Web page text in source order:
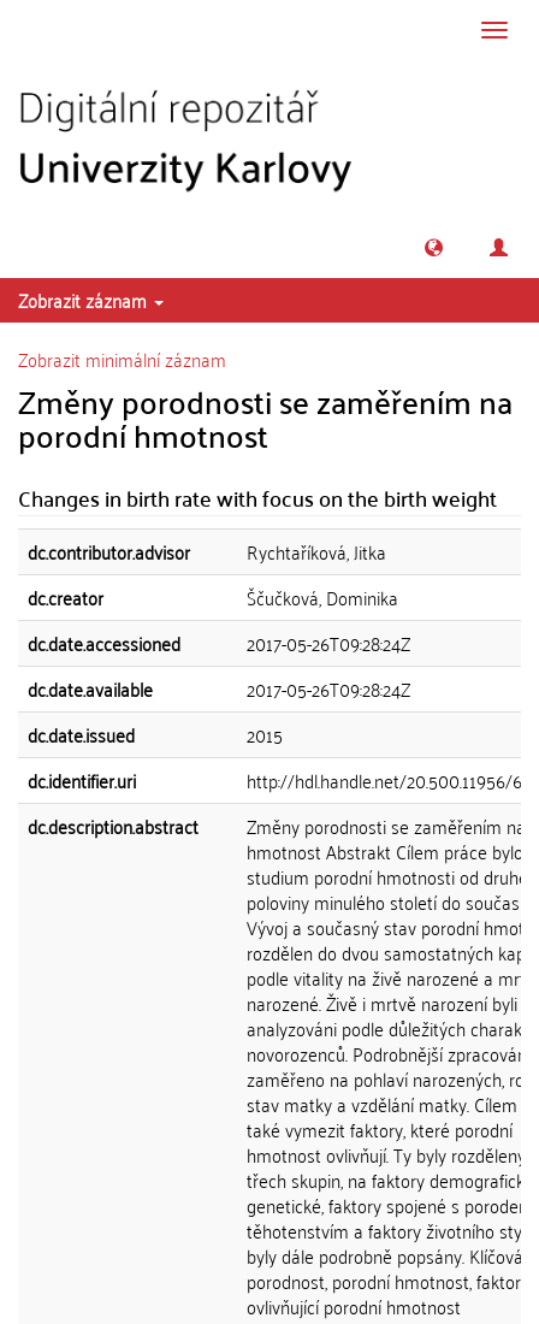
Zobrazit záznam
Zobrazit minimální záznam
Změny porodnosti se zaměřením na
porodní hmotnost
Changes in birth rate with focus on the birth weight
dc.contributor.advisor
Rychtaříková, Jitka
dc.creator
Ščučková, Dominika
dc.date.accessioned
2017-05-26T09:28:24Z
dc.date.available
2017-05-26T09:28:24Z
dc.date.issued
2015
dc.identifier.uri
http://hdl.handle.net/20.500.11956/
dc.description.abstract
Změny porodnosti se zaměřením na
hmotnost Abstrakt Cílem práce bylo
studium porodní hmotnosti od druhé
poloviny minulého století do
Vývoj a současný stav porodní
rozdělen do dvou samostatných
podle vitality na živě narozené a
narozené. Živě i mrtvě narození byli
analyzováni podle důležitých
novorozenců. Podrobnější zpracování
zaměřeno na pohlaví narozených,
stav matky a vzdělání matky. Cílem
také vymezit faktory, které porodní
hmotnost ovlivňují. Ty byly rozděleny
třech skupin, na faktory
genetické, faktory spojené s
těhotenstvím a faktory životního
byly dále podrobně popsány. Klíčová
porodnost, porodní hmotnost, faktory
ovlivňující porodní hmotnost